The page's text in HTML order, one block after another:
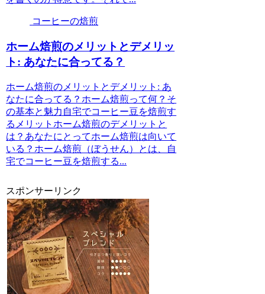
コーヒーの焙煎
ホーム焙煎のメリットとデメリッ
ト: あなたに合ってる？
ホーム焙煎のメリットとデメリット: あ
なたに合ってる？ホーム焙煎って何？そ
の基本と魅力自宅でコーヒー豆を焙煎す
るメリットホーム焙煎のデメリットと
は？あなたにとってホーム焙煎は向いて
いる？ホーム焙煎（ぼうせん）とは、自
宅でコーヒー豆を焙煎する...
スポンサーリンク